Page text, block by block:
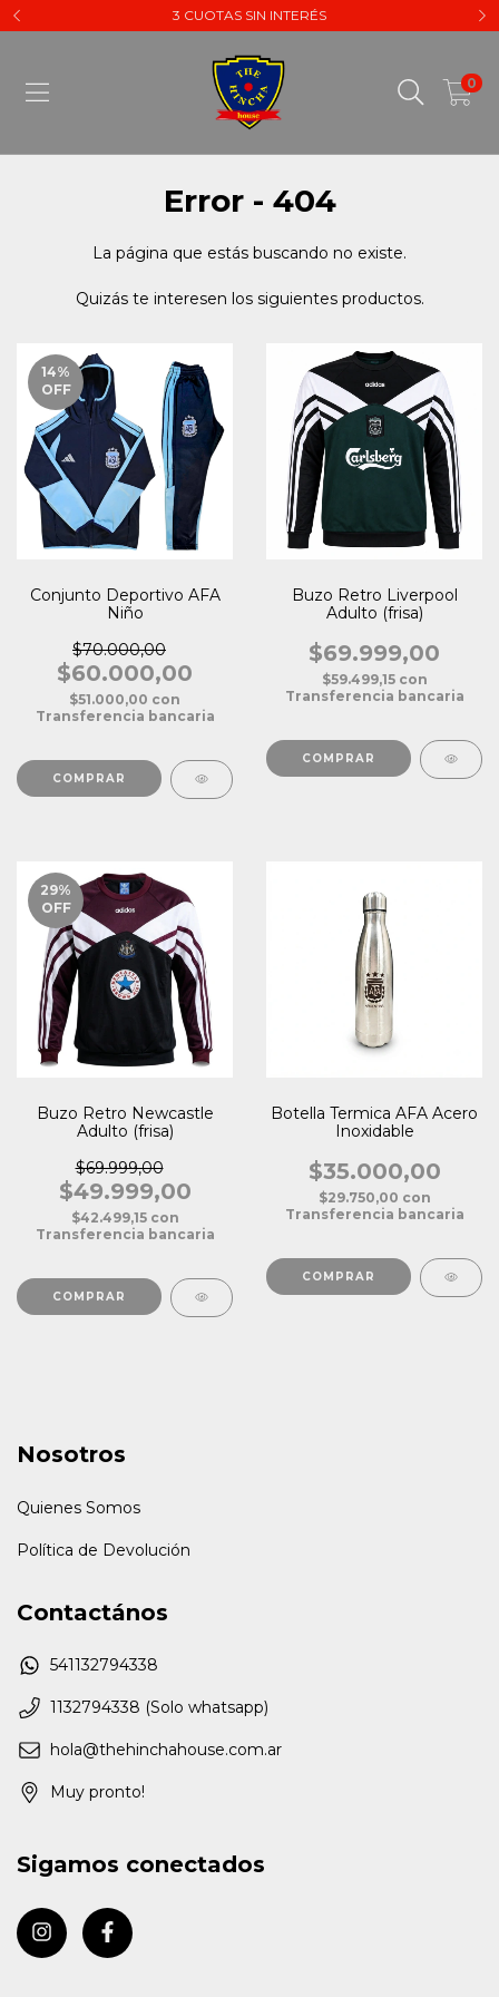
3 CUOTAS SIN INTERÉS
0
Error - 404
La página que estás buscando no existe.
Quizás te interesen los siguientes productos.
14%
OFF
Conjunto Deportivo AFA
Niño
$70.000,00
$60.000,00
$51.000,00 con
Transferencia bancaria
COMPRAR
Buzo Retro Liverpool
Adulto (frisa)
$69.999,00
$59.499,15 con
Transferencia bancaria
COMPRAR
29%
OFF
Buzo Retro Newcastle
Adulto (frisa)
$69.999,00
$49.999,00
$42.499,15 con
Transferencia bancaria
COMPRAR
Botella Termica AFA Acero
Inoxidable
$35.000,00
$29.750,00 con
Transferencia bancaria
Nosotros
Quienes Somos
Política de Devolución
Contactános
541132794338
1132794338 (Solo whatsapp)
hola@thehinchahouse.com.ar
Muy pronto!
Sigamos conectados